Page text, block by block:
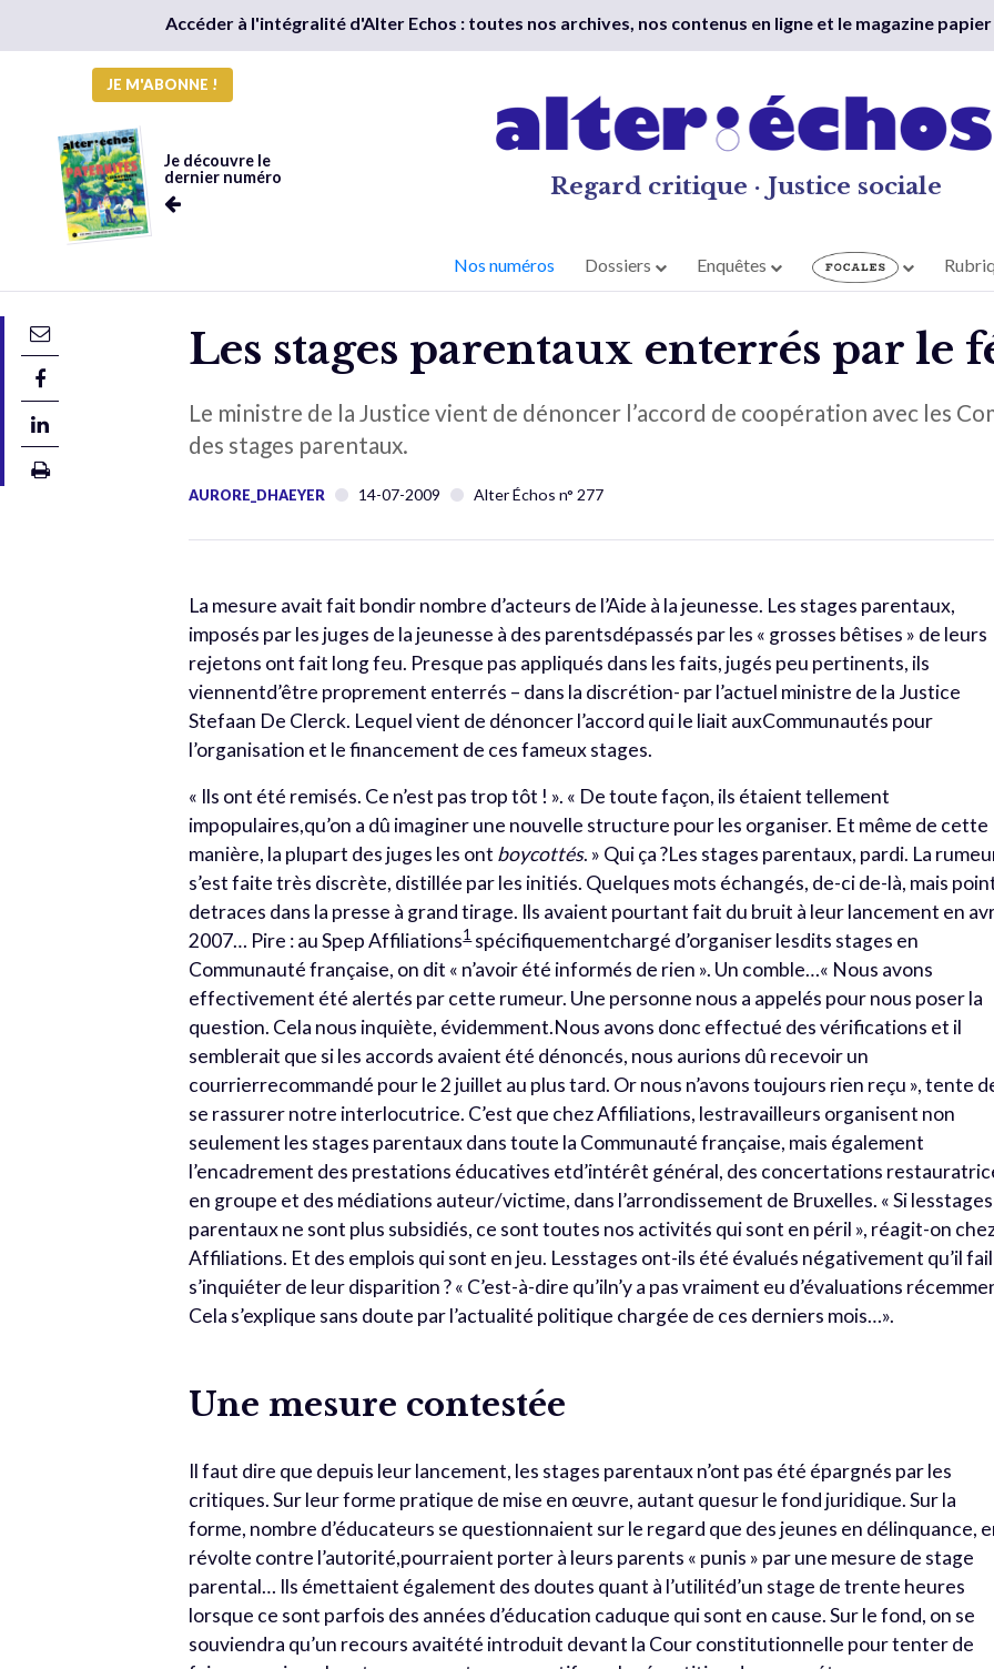
Accéder à l'intégralité d'Alter Echos : toutes nos archives, nos contenus en ligne et le magazine
JE M'ABONNE !
Je découvre le
dernier numéro
Regard critique · Justice sociale
Nos numéros Dossiers Enquêtes
Les stages parentaux enterrés par le
Le ministre de la Justice vient de dénoncer l’accord de coopération avec les
des stages parentaux.
AURORE_DHAEYER 14-07-2009 Alter Échos n° 277
La mesure avait fait bondir nombre d’acteurs de l’Aide à la jeunesse. Les stages parentaux,
imposés par les juges de la jeunesse à des parentsdépassés par les « grosses bêtises » de leurs
rejetons ont fait long feu. Presque pas appliqués dans les faits, jugés peu pertinents, ils
viennentd’être proprement enterrés – dans la discrétion- par l’actuel ministre de la Justice
Stefaan De Clerck. Lequel vient de dénoncer l’accord qui le liait auxCommunautés pour
l’organisation et le financement de ces fameux stages.
« Ils ont été remisés. Ce n’est pas trop tôt ! ». « De toute façon, ils étaient tellement
impopulaires,qu’on a dû imaginer une nouvelle structure pour les organiser. Et même de cette
manière, la plupart des juges les ont boycottés. » Qui ça ?Les stages parentaux, pardi. La
s’est faite très discrète, distillée par les initiés. Quelques mots échangés, de-ci de-là, mais
detraces dans la presse à grand tirage. Ils avaient pourtant fait du bruit à leur lancement en
2007… Pire : au Spep Affiliations1spécifiquementchargé d’organiser lesdits stages en
Communauté française, on dit « n’avoir été informés de rien ». Un comble…« Nous avons
effectivement été alertés par cette rumeur. Une personne nous a appelés pour nous poser la
question. Cela nous inquiète, évidemment.Nous avons donc effectué des vérifications et il
semblerait que si les accords avaient été dénoncés, nous aurions dû recevoir un
courrierrecommandé pour le 2 juillet au plus tard. Or nous n’avons toujours rien reçu », tente
se rassurer notre interlocutrice. C’est que chez Affiliations, lestravailleurs organisent non
seulement les stages parentaux dans toute la Communauté française, mais également
l’encadrement des prestations éducatives etd’intérêt général, des concertations
en groupe et des médiations auteur/victime, dans l’arrondissement de Bruxelles. « Si lesstages
parentaux ne sont plus subsidiés, ce sont toutes nos activités qui sont en péril », réagit-on
Affiliations. Et des emplois qui sont en jeu. Lesstages ont-ils été évalués négativement qu’il
s’inquiéter de leur disparition ? « C’est-à-dire qu’iln’y a pas vraiment eu d’évaluations
Cela s’explique sans doute par l’actualité politique chargée de ces derniers mois…».
Une mesure contestée
Il faut dire que depuis leur lancement, les stages parentaux n’ont pas été épargnés par les
critiques. Sur leur forme pratique de mise en œuvre, autant quesur le fond juridique. Sur la
forme, nombre d’éducateurs se questionnaient sur le regard que des jeunes en délinquance,
révolte contre l’autorité,pourraient porter à leurs parents « punis » par une mesure de stage
parental… Ils émettaient également des doutes quant à l’utilitéd’un stage de trente heures
lorsque ce sont parfois des années d’éducation caduque qui sont en cause. Sur le fond, on se
souviendra qu’un recours avaitété introduit devant la Cour constitutionnelle pour tenter de